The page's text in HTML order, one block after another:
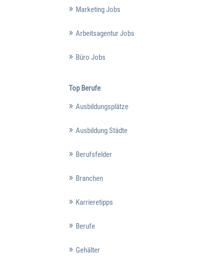
Marketing Jobs
Arbeitsagentur Jobs
Büro Jobs
Top Berufe
Ausbildungsplätze
Ausbildung Städte
Berufsfelder
Branchen
Karrieretipps
Berufe
Gehälter